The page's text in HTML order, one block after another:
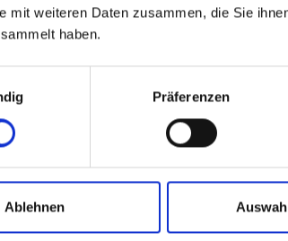
mit weiteren Daten zusammen, die Sie
haben.
Präferenzen
Ablehnen
Bike
mit ihren 48 Serpentinen und ihrer
Viel mehr